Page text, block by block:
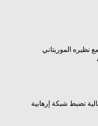
نظيره الموريتاني
تضبط شبكة إرهابية